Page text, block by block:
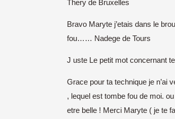
Thery de Bruxelles
Bravo Maryte j’etais dans le
fou…… Nadege de Tours
J uste Le petit mot concernant
Grace pour ta technique je n’ai
, lequel est tombe fou de moi.
etre belle ! Merci Maryte ( je te